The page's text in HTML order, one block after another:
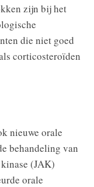
zijn bij het
die niet goed
corticosteroïden
nieuwe orale
behandeling van
(JAK)
orale